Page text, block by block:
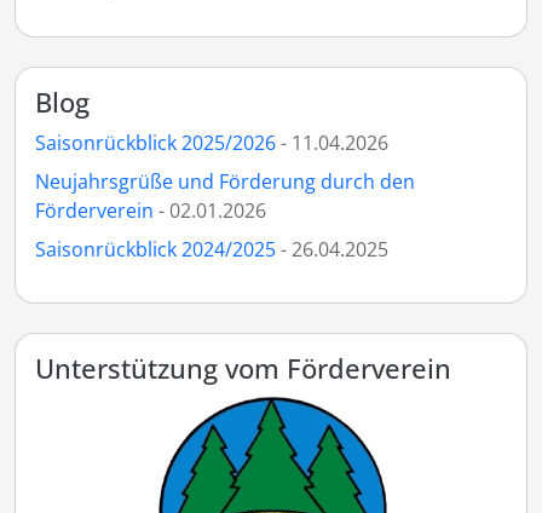
Blog
Saisonrückblick 2025/2026- 11.04.2026
Neujahrsgrüße und Förderung durch den
Förderverein - 02.01.2026
Saisonrückblick 2024/2025- 26.04.2025
Unterstützung vom Förderverein